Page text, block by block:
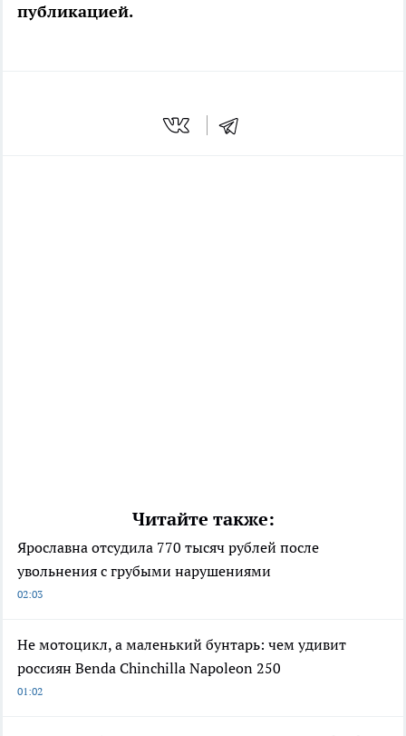
публикацией.
Читайте также:
Ярославна отсудила 770 тысяч рублей после
увольнения с грубыми нарушениями
02:03
Не мотоцикл, а маленький бунтарь: чем удивит
россиян Benda Chinchilla Napoleon 250
01:02